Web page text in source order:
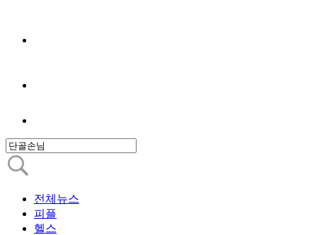
전체뉴스
피플
헬스